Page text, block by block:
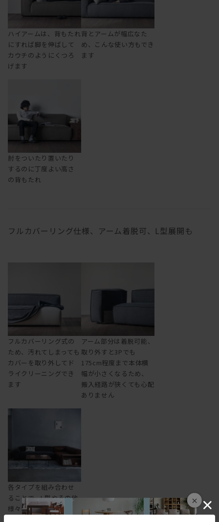
×
ハイアームは、背もたれ
にすれば脚を伸ばして
カウチのようにくつろ
げます
背とアームが幅広なた
め、こんな使い方もでき
ます
肘をついたり置いたり
するのに丁度よい高さ
の背もたれ
フルカバーリング仕様、アーム着脱可、L型展開も
フルカバーリング式の
ため、汚れてしまっても
カバーを取り外してド
ライクリーニングでき
ます
アーム部分は着脱可能、
取り外すと3Pでも
175cm程度まで本体横
幅が小さくなるため、
搬入経路が狭くても心配
ありません
各タイプを組み合わせ
ることで、L型やその他
様々なレイアウトに対